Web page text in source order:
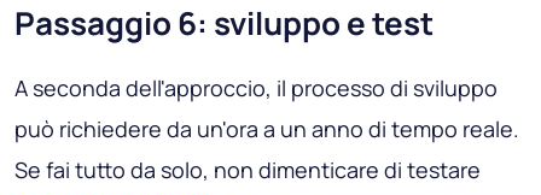
Passaggio 6: sviluppo e test
A seconda dell'approccio, il processo di sviluppo
può richiedere da un'ora a un anno di tempo reale.
Se fai tutto da solo, non dimenticare di testare